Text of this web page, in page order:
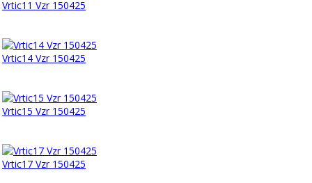
Vrtic11 Vzr 150425
Vrtic14 Vzr 150425
Vrtic15 Vzr 150425
Vrtic17 Vzr 150425